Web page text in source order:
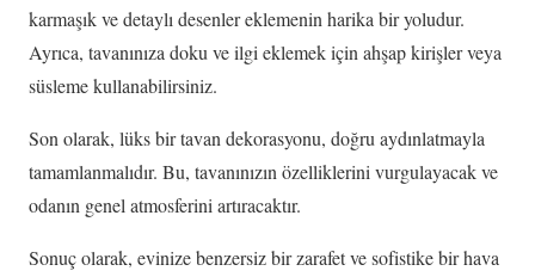
karmaşık ve detaylı desenler eklemenin harika bir yoludur.
Ayrıca, tavanınıza doku ve ilgi eklemek için ahşap kirişler veya
süsleme kullanabilirsiniz.
Son olarak, lüks bir tavan dekorasyonu, doğru aydınlatmayla
tamamlanmalıdır. Bu, tavanınızın özelliklerini vurgulayacak ve
odanın genel atmosferini artıracaktır.
Sonuç olarak, evinize benzersiz bir zarafet ve sofistike bir hava